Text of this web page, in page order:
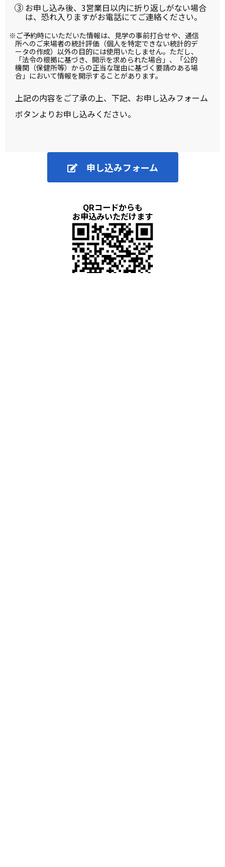
お申し込み後、3営業日以内に折り返しがない場合
は、恐れ入りますがお電話にてご連絡ください。
※ご予約時にいただいた情報は、見学の事前打合せや、通信
所へのご来場者の統計評価（個人を特定できない統計的デ
ータの作成）以外の目的には使用いたしません。ただし、
「法令の根拠に基づき、開示を求められた場合」、「公的
機関（保健所等）からの正当な理由に基づく要請のある場
合」において情報を開示することがあります。
上記の内容をご了承の上、下記、お申し込みフォーム
ボタンよりお申し込みください。
申し込みフォーム
QRコードからも
お申込みいただけます